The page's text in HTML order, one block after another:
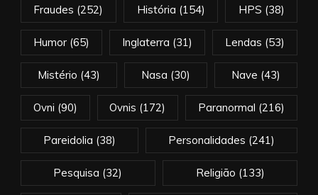
Fraudes (252) História (154) HPS (38)
Humor(65) Inglaterra (31) Lendas (53)
Mistério (43) Nasa (30) Nave (43)
Ovni (90) Ovnis (172) Paranormal (216)
Pareidolia (38) Personalidades (241)
Pesquisa (32) Religião (133)